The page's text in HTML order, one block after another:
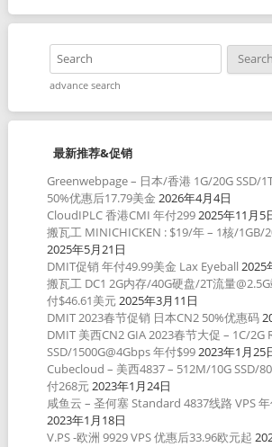
advance search
最新推荐&促销
Greenwebpage – 日本/香港 1G/20G SSD/
50%优惠后17.79美金 2026年4月4日
CloudIPLC 香港CMI 年付2992025年11月5
搬瓦工 MINICHICKEN : $19/年 – 1核/1GB/
2025年5月21日
DMIT促销 年付49.99美金 Lax Eyeball 2025
搬瓦工 DC1 2G内存/40G硬盘/2T流量
付$46.61美元2025年3月11日
DMIT 2023春节促销 日本CN2 50%优惠码
DMIT 美西CN2 GIA 2023春节大促 – 1C/2G
SSD/1500G@4Gbps 年付$992023年1月25
Cubecloud – 美西4837 – 512M/10G SSD/
付268元2023年1月24日
咸鱼云 – 圣何塞 Standard 4837线路 VPS
2023年1月18日
V.PS -欧洲 9929 VPS 优惠后33.96欧元起